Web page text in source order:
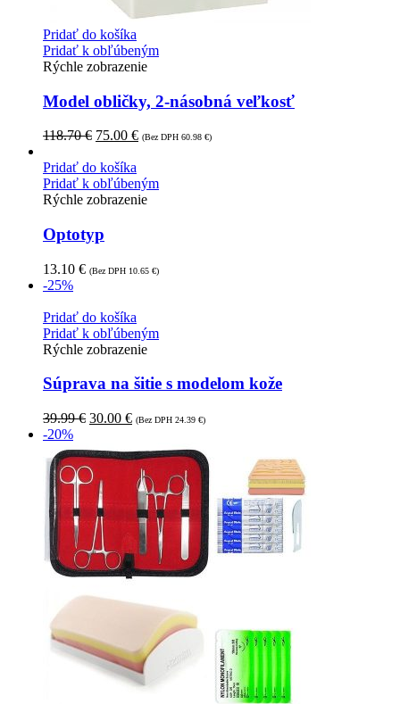
Pridať do košíka
Pridať k obľúbeným
Rýchle zobrazenie
Model obličky, 2-násobná veľkosť
118.70€ 75.00 € (Bez DPH 60.98 €)
Pridať do košíka
Pridať k obľúbeným
Rýchle zobrazenie
Optotyp
13.10 € (Bez DPH 10.65 €)
-25%
Pridať do košíka
Pridať k obľúbeným
Rýchle zobrazenie
Súprava na šitie s modelom kože
39.99€ 30.00 € (Bez DPH 24.39 €)
-20%